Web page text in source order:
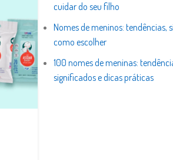
cuidar do seu filho
Nomes de meninos: tendências,
como escolher
100 nomes de meninas:
significados e dicas práticas